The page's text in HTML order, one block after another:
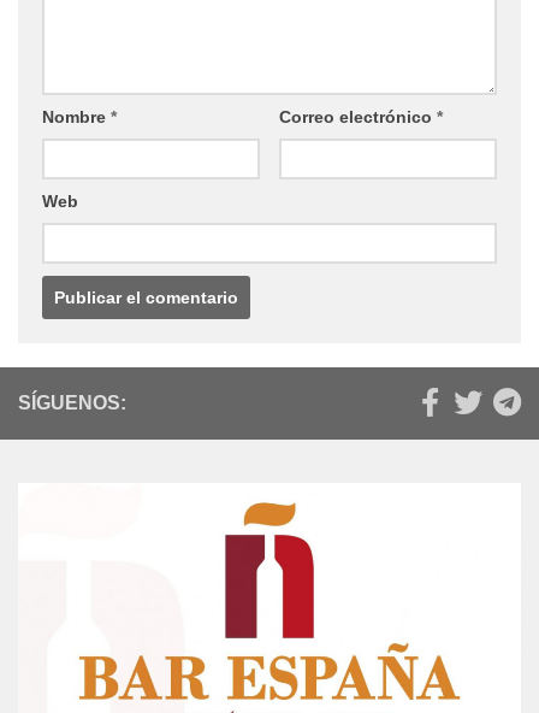
Nombre * Correo electrónico *
Web
SÍGUENOS: